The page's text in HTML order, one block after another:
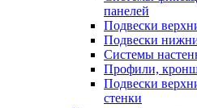
панелей
Подвески
Подвески
Системы
Профили,
Подвески
стенки